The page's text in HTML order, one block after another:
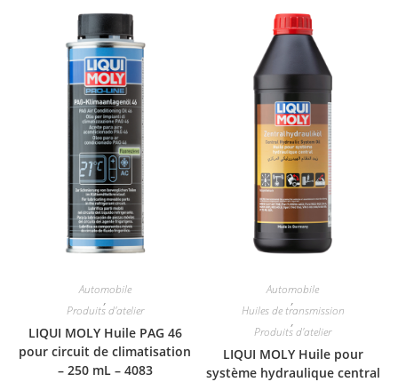
Automobile
,
Produits d'atelier
LIQUI MOLY Huile PAG 46
pour circuit de clima­ti­sa­tion
– 250 mL – 4083
Automobile
,
Huiles de transmission
,
Produits d'atelier
LIQUI MOLY Huile pour
système hydrau­lique central